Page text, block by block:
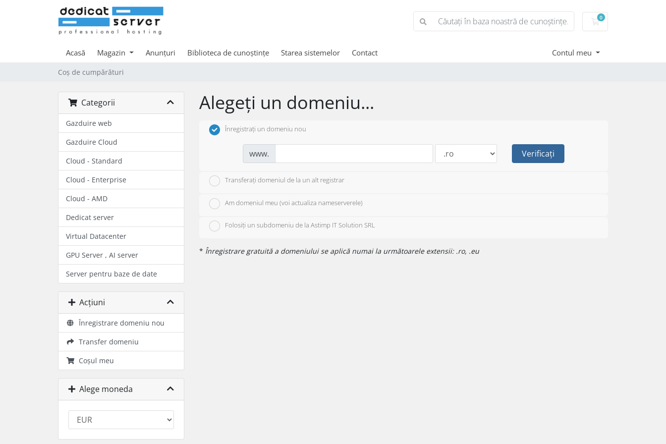
0
Coș de cumpărături
Acasă Magazin Anunțuri Biblioteca de cunoștințe Starea sistemelor Contact Contul meu
Coș de cumpărături
Categorii
Gazduire web
Gazduire Cloud
Cloud - Standard
Cloud - Enterprise
Cloud - AMD
Dedicat server
Virtual Datacenter
GPU Server , AI server
Server pentru baze de date
Acțiuni
Înregistrare domeniu nou
Transfer domeniu
Coșul meu
Alege moneda
Alegeți un domeniu...
Înregistrați un domeniu nou
www. Verificați
Transferați domeniul de la un alt registrar
Am domeniul meu (voi actualiza nameserverele)
Folosiți un subdomeniu de la Astimp IT Solution SRL
* Înregistrare gratuită a domeniului se aplică numai la următoarele extensii: .ro, .eu